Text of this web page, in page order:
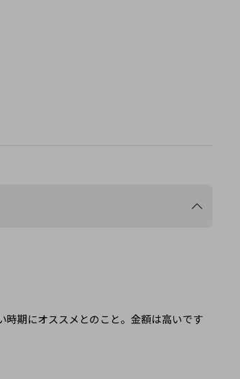
時期にオススメとのこと。金額は高いです